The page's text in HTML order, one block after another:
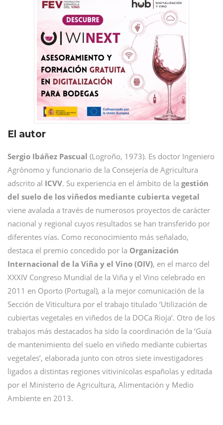
El autor
Sergio Ibáñez Pascual (Logroño, 1973). Es doctor Ingeniero
Agrónomo y funcionario de la Consejería de Agricultura
adscrito al ICVV. Su experiencia en el ámbito de la gestión
del suelo de los viñedos mediante cubierta vegetal
viene avalada a través de numerosos proyectos de carácter
nacional y regional cuyos resultados se han transferido por
diferentes vías. Como reconocimiento más señalado,
destaca el premio concedido por la Organización
Internacional de la Viña y el Vino (OIV), en el marco del
XXXIV Congreso Mundial de la Viña y el Vino celebrado en
2011 en Oporto (Portugal), a la mejor comunicación de la
Sección de Viticultura por el trabajo titulado ‘Utilización de
cubiertas vegetales en viñedos de la DOCa Rioja’. Otro de los
trabajos más destacados ha sido la coordinación de la ‘Guía
de mantenimiento del suelo en viñedo mediante cubiertas
vegetales’, elaborada junto con otros siete investigadores
ligados a distintas regiones vitivinícolas españolas y editada
por el Ministerio de Agricultura, Alimentación y Medio
Ambiente en 2013.